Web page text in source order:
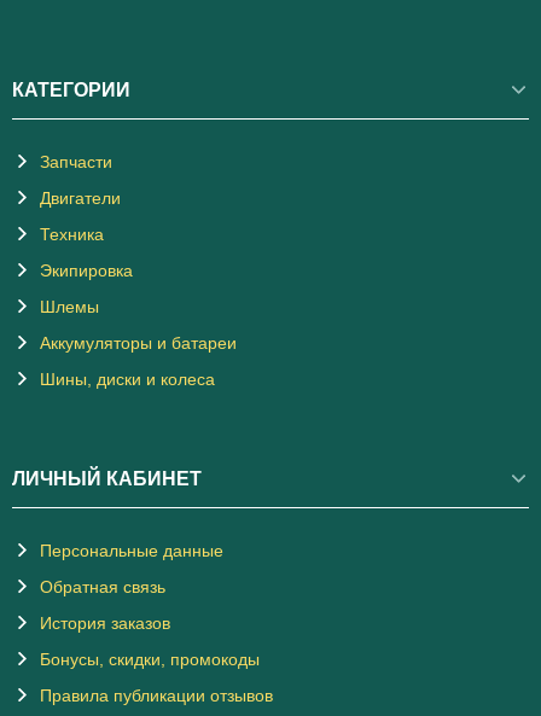
КАТЕГОРИИ
Запчасти
Двигатели
Техника
Экипировка
Шлемы
Аккумуляторы и батареи
Шины, диски и колеса
ЛИЧНЫЙ КАБИНЕТ
Персональные данные
Обратная связь
История заказов
Бонусы, скидки, промокоды
Правила публикации отзывов